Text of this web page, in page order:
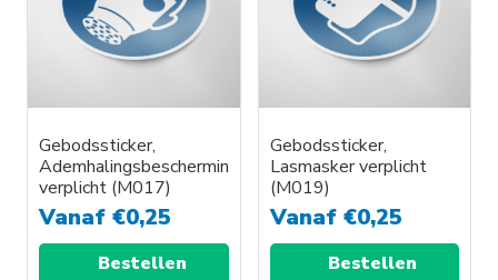
Gebodssticker,
Ademhalingsbescherming
verplicht (M017)
Vanaf €0,25
Bestellen
Gebodssticker,
Lasmasker verplicht
(M019)
Vanaf €0,25
Bestellen